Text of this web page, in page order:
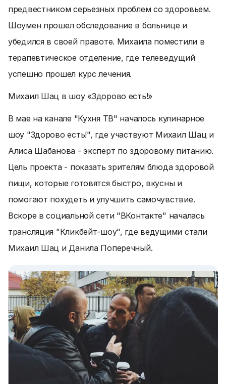
предвестником серьезных проблем со здоровьем.
Шоумен прошел обследование в больнице и
убедился в своей правоте. Михаила поместили в
терапевтическое отделение, где телеведущий
успешно прошел курс лечения.
Михаил Шац в шоу «Здорово есть!»
В мае на канале "Кухня ТВ" началось кулинарное
шоу "Здорово есть!", где участвуют Михаил Шац и
Алиса Шабанова - эксперт по здоровому питанию.
Цель проекта - показать зрителям блюда здоровой
пищи, которые готовятся быстро, вкусны и
помогают похудеть и улучшить самочувствие.
Вскоре в социальной сети "ВКонтакте" началась
трансляция "Кликбейт-шоу", где ведущими стали
Михаил Шац и Данила Поперечный.